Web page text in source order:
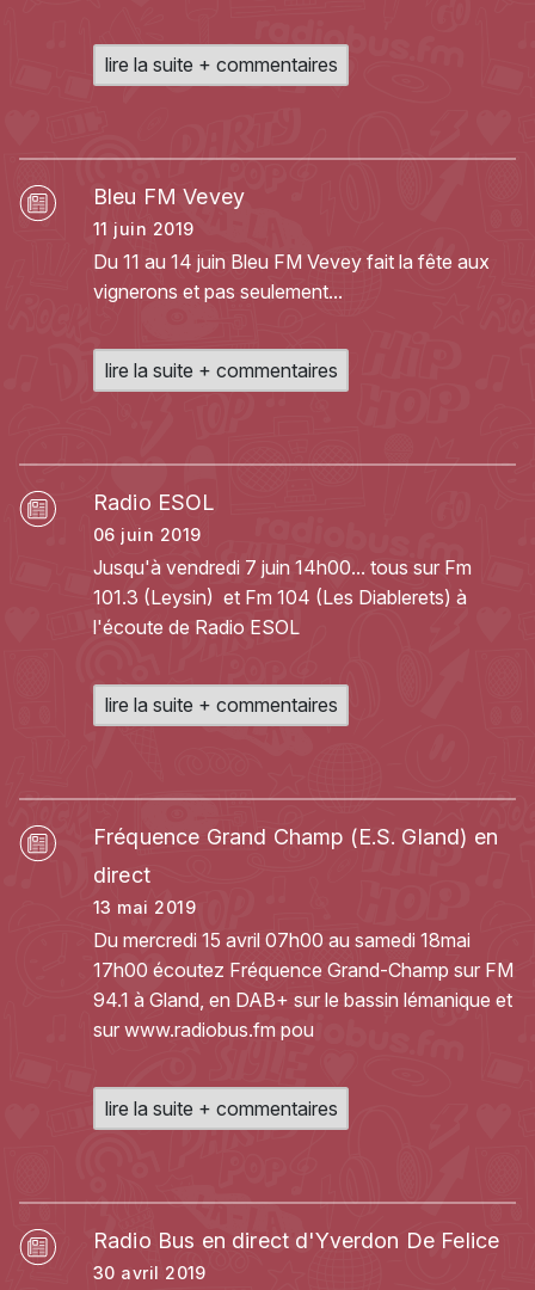
lire la suite + commentaires
Bleu FM Vevey
11 juin 2019
Du 11 au 14 juin Bleu FM Vevey fait la fête aux
vignerons et pas seulement...
lire la suite + commentaires
Radio ESOL
06 juin 2019
Jusqu'à vendredi 7 juin 14h00... tous sur Fm
101.3 (Leysin) et Fm 104 (Les Diablerets) à
l'écoute de Radio ESOL
lire la suite + commentaires
Fréquence Grand Champ (E.S. Gland) en
direct
13 mai 2019
Du mercredi 15 avril 07h00 au samedi 18mai
17h00 écoutez Fréquence Grand-Champ sur FM
94.1 à Gland, en DAB+ sur le bassin lémanique et
sur www.radiobus.fm pou
lire la suite + commentaires
Radio Bus en direct d'Yverdon De Felice
30 avril 2019